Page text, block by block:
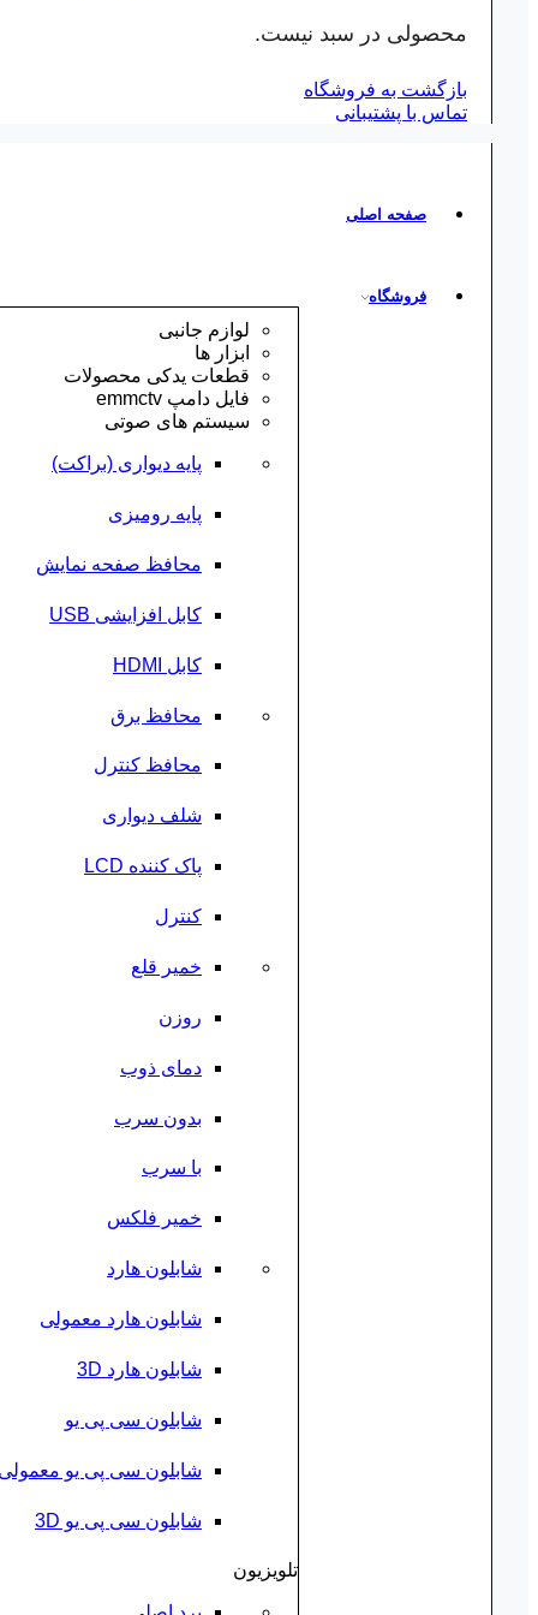
محصولی در سبد نیست.
بازگشت به فروشگاه
تماس با پشتیبانی
صفحه اصلی
فروشگاه
لوازم جانبی
ابزار ها
قطعات یدکی محصولات
فایل دامپ emmctv
سیستم های صوتی
پایه دیواری (براکت)
پایه رومیزی
محافظ صفحه نمایش
کابل افزایشی USB
کابل HDMI
محافظ برق
محافظ کنترل
شلف دیواری
پاک کننده LCD
کنترل
خمیر قلع
روزن
دمای ذوب
بدون سرب
با سرب
خمیر فلکس
شابلون هارد
شابلون هارد معمولی
شابلون هارد 3D
شابلون سی پی یو
شابلون سی پی یو معمولی
شابلون سی پی یو 3D
تلویزیون